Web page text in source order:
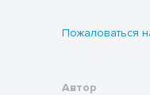
Пожаловаться
Автор